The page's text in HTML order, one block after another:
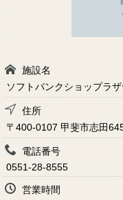
施設名
ソフトバンクショップラ
住所
〒400-0107 甲斐市志田
電話番号
0551-28-8555
営業時間